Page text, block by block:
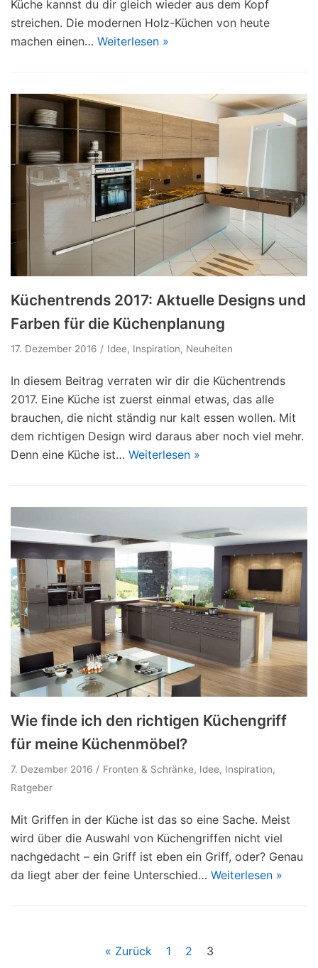
Küche kannst du dir gleich wieder aus dem Kopf
streichen. Die modernen Holz-Küchen von heute
machen einen… Weiterlesen »
Küchentrends 2017: Aktuelle Designs und
Farben für die Küchenplanung
17. Dezember 2016 Idee, Inspiration, Neuheiten
In diesem Beitrag verraten wir dir die Küchentrends
2017. Eine Küche ist zuerst einmal etwas, das alle
brauchen, die nicht ständig nur kalt essen wollen. Mit
dem richtigen Design wird daraus aber noch viel mehr.
Denn eine Küche ist… Weiterlesen »
Wie finde ich den richtigen Küchengriff
für meine Küchenmöbel?
7. Dezember 2016 Fronten & Schränke, Idee, Inspiration,
Ratgeber
Mit Griffen in der Küche ist das so eine Sache. Meist
wird über die Auswahl von Küchengriffen nicht viel
nachgedacht – ein Griff ist eben ein Griff, oder? Genau
da liegt aber der feine Unterschied… Weiterlesen »
« Zurück 1 2 3